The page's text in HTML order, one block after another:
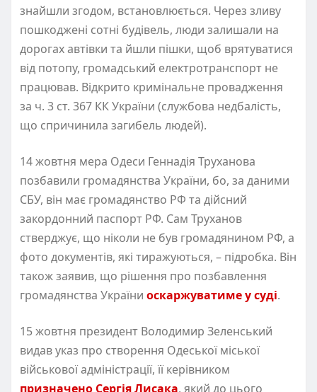
знайшли згодом, встановлюється. Через зливу
пошкоджені сотні будівель, люди залишали на
дорогах автівки та йшли пішки, щоб врятуватися
від потопу, громадський електротранспорт не
працював. Відкрито кримінальне провадження
за ч. 3 ст. 367 КК України (службова недбалість,
що спричинила загибель людей).
14 жовтня мера Одеси Геннадія Труханова
позбавили громадянства України, бо, за даними
СБУ, він має громадянство РФ та дійсний
закордонний паспорт РФ. Сам Труханов
стверджує, що ніколи не був громадянином РФ, а
фото документів, які тиражуються, – підробка. Він
також заявив, що рішення про позбавлення
громадянства України оскаржуватиме у суді.
15 жовтня президент Володимир Зеленський
видав указ про створення Одеської міської
військової адміністрації, її керівником
призначено Сергія Лисака, який до цього